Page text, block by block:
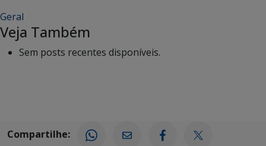
Geral
Veja Também
Sem posts recentes disponíveis.
Compartilhe: